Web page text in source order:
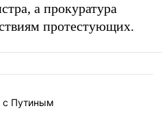
а прокуратура
протестующих.
с Путиным